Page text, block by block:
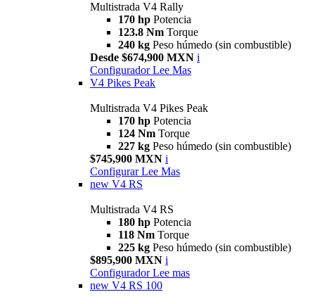
Multistrada V4 Rally
170 hp Potencia
123.8 Nm Torque
240 kg Peso húmedo (sin combustible)
Desde $674,900 MXN i
Configurador Lee Mas
V4 Pikes Peak
Multistrada V4 Pikes Peak
170 hp Potencia
124 Nm Torque
227 kg Peso húmedo (sin combustible)
$745,900 MXN i
Configurar Lee Mas
new V4 RS
Multistrada V4 RS
180 hp Potencia
118 Nm Torque
225 kg Peso húmedo (sin combustible)
$895,900 MXN i
Configurador Lee mas
new V4 RS 100